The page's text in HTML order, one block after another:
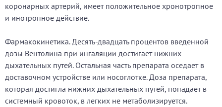
коронарных артерий, имеет положительное хронотропное
и инотропное действие.
Фармакокинетика. Десять-двадцать процентов введенной
дозы Вентолина при ингаляции достигает нижних
дыхательных путей. Остальная часть препарата оседает в
доставочном устройстве или носоглотке. Доза препарата,
которая достигла нижних дыхательных путей, попадает в
системный кровоток, в легких не метаболизируется.